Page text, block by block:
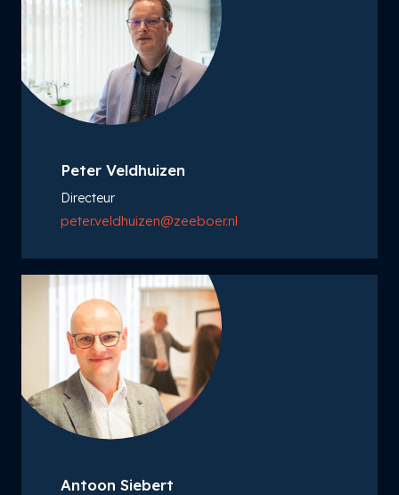
Peter Veldhuizen
Directeur
peter.veldhuizen@zeeboer.nl
Antoon Siebert